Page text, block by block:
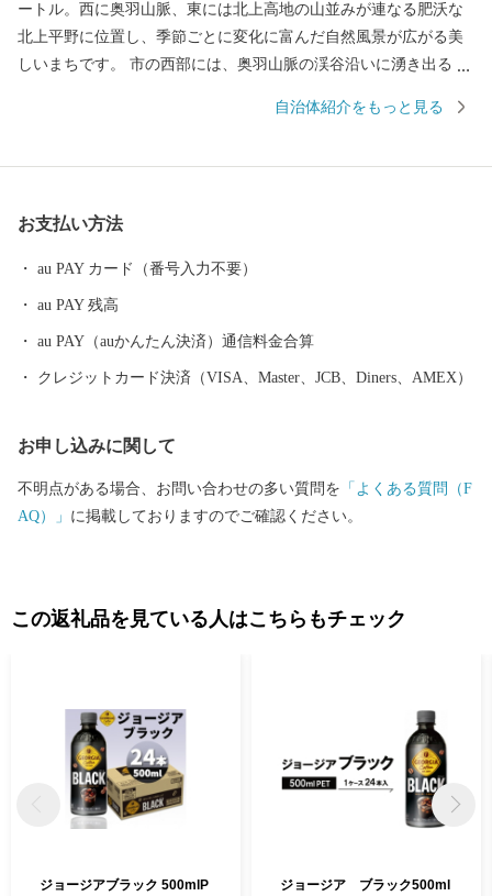
ートル。西に奥羽山脈、東には北上高地の山並みが連なる肥沃な
北上平野に位置し、季節ごとに変化に富んだ自然風景が広がる美
しいまちです。 市の西部には、奥羽山脈の渓谷沿いに湧き出る花
る湯けむりと深山の緑、目の前を流れる清流が、情緒豊かな風景
の優れた技術が多く伝えられています。さらに、岩手県内唯一の
花巻空港があり、東北新幹線新花巻駅や東北自動車道、東北横断
網の結節点という極めて恵まれた拠点性を有しています。
自治体紹介をもっと見る
お支払い方法
au PAY カード（番号入力不要）
au PAY 残高
au PAY（auかんたん決済）通信料金合算
クレジットカード決済（VISA、Master、JCB、Diners、AMEX）
お申し込みに関して
不明点がある場合、お問い合わせの多い質問を 「よくある質問（F
AQ）」 に掲載しておりますのでご確認ください。
この返礼品を見ている人はこちらもチェック
ジョージアブラック 500mlP
ジョージア ブラック500ml